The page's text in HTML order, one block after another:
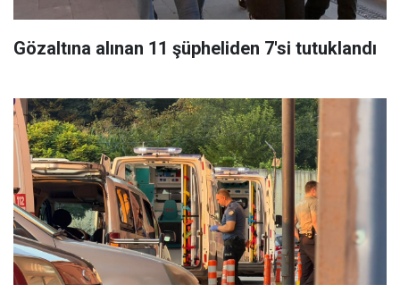
Gözaltına alınan 11 şüpheliden 7'si tutuklandı